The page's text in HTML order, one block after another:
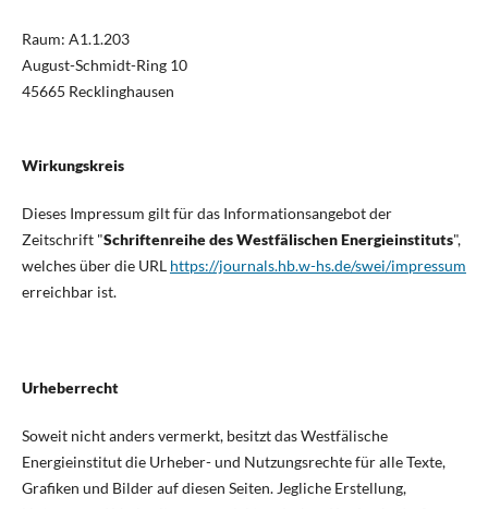
Raum: A1.1.203
August-Schmidt-Ring 10
45665 Recklinghausen
Wirkungskreis
Dieses Impressum gilt für das Informationsangebot der
Zeitschrift "Schriftenreihe des Westfälischen Energieinstituts",
welches über die URL https://journals.hb.w-hs.de/swei/impressum
erreichbar ist.
Urheberrecht
Soweit nicht anders vermerkt, besitzt das Westfälische
Energieinstitut die Urheber- und Nutzungsrechte für alle Texte,
Grafiken und Bilder auf diesen Seiten. Jegliche Erstellung,